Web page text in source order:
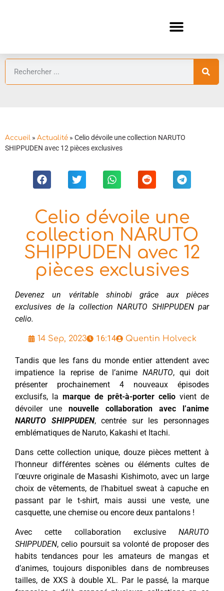
Accueil » Actualité » Celio dévoile une collection NARUTO
SHIPPUDEN avec 12 pièces exclusives
Celio dévoile une
collection NARUTO
SHIPPUDEN avec 12
pièces exclusives
Devenez un véritable shinobi grâce aux pièces
exclusives de la collection NARUTO SHIPPUDEN par
celio.
14 Sep, 2023 16:14 Quentin Holveck
Tandis que les fans du monde entier attendent avec
impatience la reprise de l’animeNARUTO, qui doit
présenter prochainement 4 nouveaux épisodes
exclusifs, la marque de prêt-à-porter celio vient de
dévoiler une nouvelle collaboration avec l’anime
NARUTO SHIPPUDEN, centrée sur les personnages
emblématiques de Naruto, Kakashi et Itachi.
Dans cette collection unique, douze pièces mettent à
l’honneur différentes scènes ou éléments cultes de
l’œuvre originale de Masashi Kishimoto, avec un large
choix de vêtements, de l’habituel sweat à capuche en
passant par le t-shirt, mais aussi une veste, une
casquette, une chemise ou encore deux pantalons !
Avec cette collaboration exclusive NARUTO
SHIPPUDEN, celio poursuit sa volonté de proposer des
habits tendances pour les amateurs de mangas et
d’animes, toujours disponibles dans de nombreuses
tailles, de XXS à double XL. Par le passé, la marque